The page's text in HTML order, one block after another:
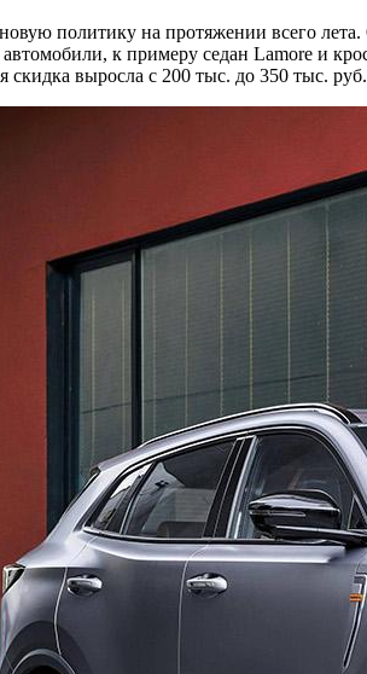
политику на протяжении всего
к примеру седан Lamore и
скидка выросла с 200 тыс. до 350 тыс. руб.